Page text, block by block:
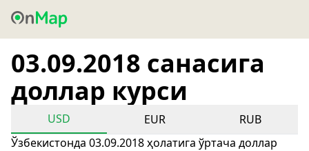
03.09.2018 санасига
доллар курси
USD EUR
RUB
Ўзбекистонда 03.09.2018 ҳолатига ўртача доллар